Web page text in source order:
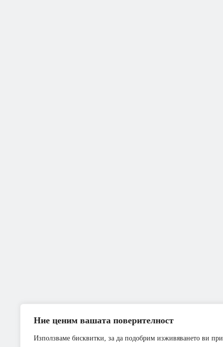
Ние ценим вашата поверителност
Използваме бисквитки, за да подобрим изживяването ви при